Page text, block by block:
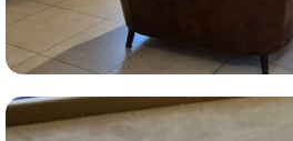
Комиссионная продажа